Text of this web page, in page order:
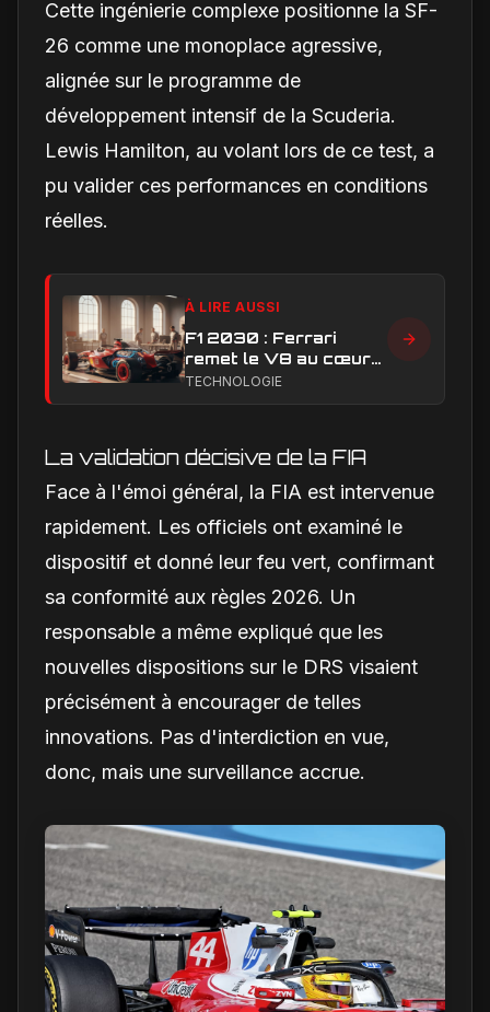
Cette ingénierie complexe positionne la SF-
26 comme une monoplace agressive,
alignée sur le programme de
développement intensif de la Scuderia.
Lewis Hamilton, au volant lors de ce test, a
pu valider ces performances en conditions
réelles.
À LIRE AUSSI
F1 2030 : Ferrari
remet le V8 au cœur
du débat sur l’avenir
TECHNOLOGIE
La validation décisive de la FIA
Face à l'émoi général, la FIA est intervenue
rapidement. Les officiels ont examiné le
dispositif et donné leur feu vert, confirmant
sa conformité aux règles 2026. Un
responsable a même expliqué que les
nouvelles dispositions sur le DRS visaient
précisément à encourager de telles
innovations. Pas d'interdiction en vue,
donc, mais une surveillance accrue.